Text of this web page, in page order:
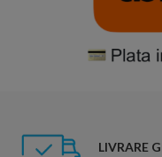
LIVRARE